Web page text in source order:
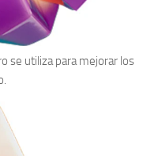
se utiliza para mejorar los